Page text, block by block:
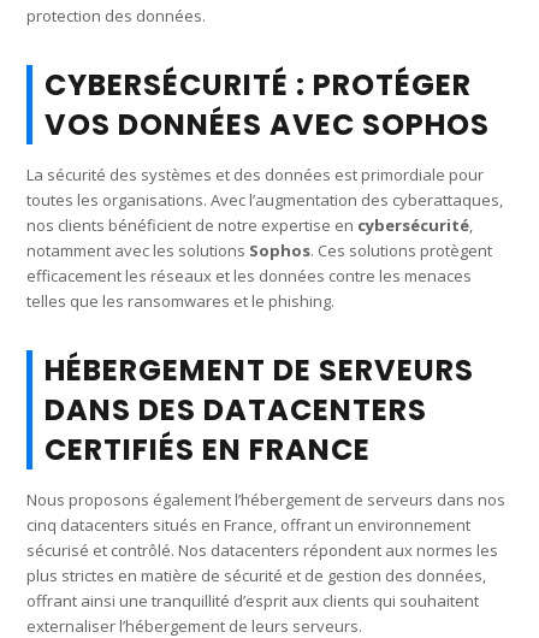
protection des données.
CYBERSÉCURITÉ : PROTÉGER
VOS DONNÉES AVEC SOPHOS
La sécurité des systèmes et des données est primordiale pour
toutes les organisations. Avec l’augmentation des cyberattaques,
nos clients bénéficient de notre expertise en cybersécurité,
notamment avec les solutions Sophos. Ces solutions protègent
efficacement les réseaux et les données contre les menaces
telles que les ransomwares et le phishing.
HÉBERGEMENT DE SERVEURS
DANS DES DATACENTERS
CERTIFIÉS EN FRANCE
Nous proposons également l’hébergement de serveurs dans nos
cinq datacenters situés en France, offrant un environnement
sécurisé et contrôlé. Nos datacenters répondent aux normes les
plus strictes en matière de sécurité et de gestion des données,
offrant ainsi une tranquillité d’esprit aux clients qui souhaitent
externaliser l’hébergement de leurs serveurs.